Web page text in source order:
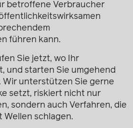
betroffene Verbraucher
führen kann.
Sie jetzt, wo Ihr
und starten Sie umgehend
Wir unterstützen Sie gerne
setzt, riskiert nicht nur
sondern auch Verfahren, die
Wellen schlagen.